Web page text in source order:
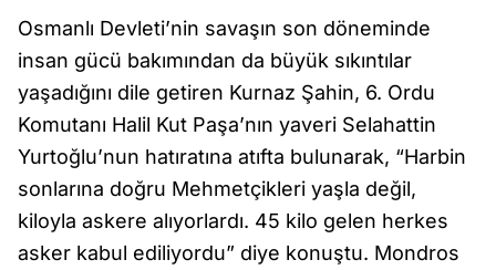
Osmanlı Devleti’nin savaşın son döneminde
insan gücü bakımından da büyük sıkıntılar
yaşadığını dile getiren Kurnaz Şahin, 6. Ordu
Komutanı Halil Kut Paşa’nın yaveri Selahattin
Yurtoğlu’nun hatıratına atıfta bulunarak, “Harbin
sonlarına doğru Mehmetçikleri yaşla değil,
kiloyla askere alıyorlardı. 45 kilo gelen herkes
asker kabul ediliyordu” diye konuştu. Mondros